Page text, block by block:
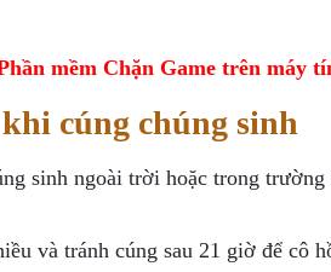
mềm Chặn Game trên máy
cúng chúng sinh
sinh ngoài trời hoặc trong
và tránh cúng sau 21 giờ để cô